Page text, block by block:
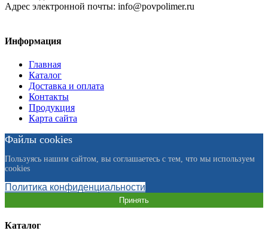
Адрес электронной почты: info@povpolimer.ru
Информация
Главная
Каталог
Доставка и оплата
Контакты
Продукция
Карта сайта
Файлы cookies
Пользуясь нашим сайтом, вы соглашаетесь с тем, что мы используем
cookies
Политика конфиденциальности
Принять
Каталог